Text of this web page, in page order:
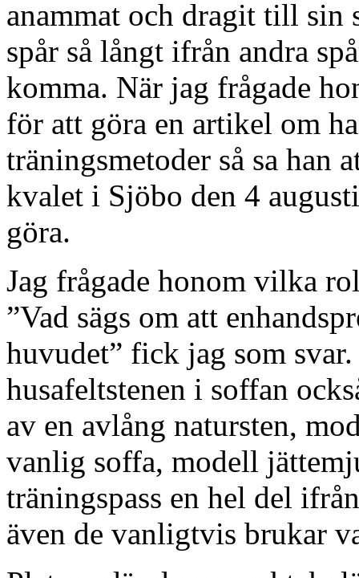
anammat och dragit till sin
spår så långt ifrån andra
komma. När jag frågade
för att göra en artikel om
träningsmetoder så sa han
kvalet i Sjöbo den 4
göra.
Jag frågade honom vilka
”Vad sägs om att
huvudet” fick jag som
husafeltstenen i soffan
av en avlång natursten,
vanlig soffa, modell
träningspass en hel del
även de vanligtvis brukar